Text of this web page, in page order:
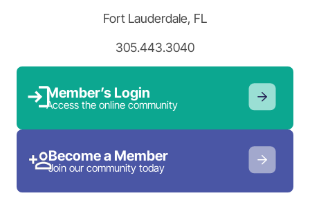
Fort Lauderdale, FL
305.443.3040
Member’s Login
Access the online community
Become a Member
Join our community today